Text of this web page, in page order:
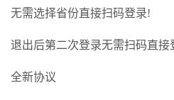
无需选择省份直接扫码登录!
退出后第二次登录无需扫码直接
全新协议